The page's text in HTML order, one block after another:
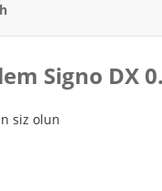
Signo DX
siz olun